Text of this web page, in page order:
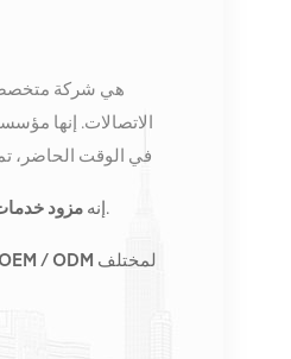
الاتصالات. إنها
في الوقت الحاضر،
الصين، وننفذ أعمالًا
المحطات الأساسية
إنهمزود ممتاز لهندسة الاتصالات وتحسين الشبكة وصيانتها.
طلبات الأعمال المخصصة OEM / ODM